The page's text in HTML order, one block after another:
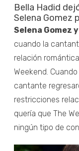
Bella Hadid
Selena Gomez
Selena Gomez
cuando la
relación
Weekend.
cantante
restricciones
quería que The
ningún tipo de